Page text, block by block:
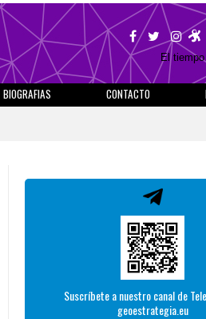
El
BIOGRAFIAS CONTACTO
Suscríbete a nuestro canal de
geoestrategia.eu